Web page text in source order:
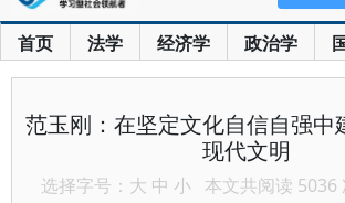
首页 法学 经济学 政治学
范玉刚：在坚定文化自信自强中
现代文明
选择字号： 大 中 小 本文共阅读 5036